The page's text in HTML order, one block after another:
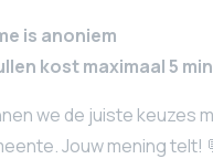
is anoniem
kost maximaal 5
we de juiste keuzes
Jouw mening telt!